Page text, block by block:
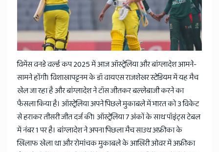
विमेंस वनडे वर्ल्ड कप 2025 में आज ऑस्ट्रेलिया और बांग्लादेश आमने-
सामने होंगी। विशाखापट्टनम के डॉ वायएस राजशेखर स्टेडियम में यह मैच
खेल जा रहा है और बांग्लादेश ने टॉस जीतकर बल्लेबाजी करने का
फैसला किया है। ऑस्ट्रेलिया अपने पिछले मुकाबले में भारत को 3 विकेट
से हराकर तीसरी जीत दर्ज की। ऑस्ट्रेलिया 7 अंकों के साथ पॉइंट्स टेबल
में नंबर 1 पर है। बांग्लादेश ने अपना पिछला मैच साउथ अफ्रीका के
खिलाफ खेला था और रोमांचक मुकाबले के आखिरी ओवर में अफ्रीका